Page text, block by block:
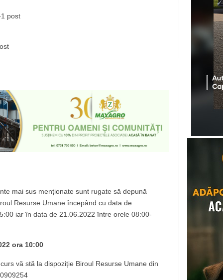
post
mai sus menționate sunt rugate să depună
Resurse Umane începând cu data de
iar în data de 21.06.2022 între orele 08:00-
ora 10:00
vă stă la dispoziție Biroul Resurse Umane din